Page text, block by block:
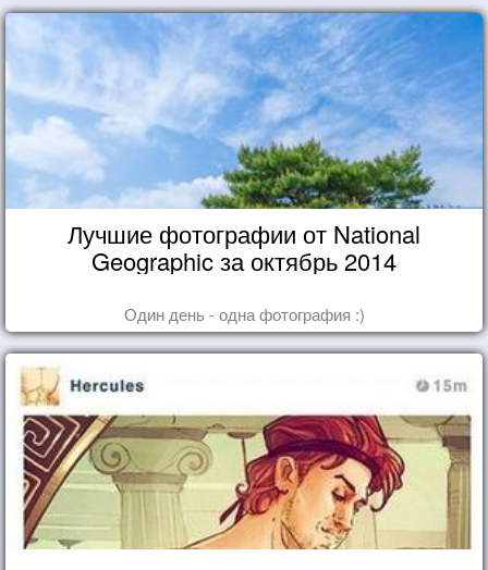
Лучшие фотографии от National
Geographic за октябрь 2014
Один день - одна фотография :)